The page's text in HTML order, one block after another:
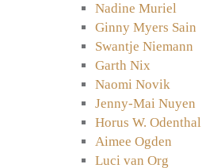
Nadine Muriel
Ginny Myers Sain
Swantje Niemann
Garth Nix
Naomi Novik
Jenny-Mai Nuyen
Horus W. Odenthal
Aimee Ogden
Luci van Org